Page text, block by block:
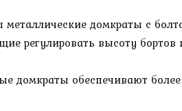
домкраты с
регулировать высоту
домкраты обеспечивают